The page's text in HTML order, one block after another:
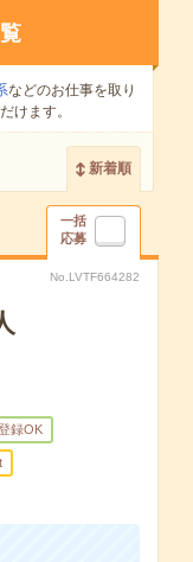
などのお仕事を取り
けます。
新着順
一括
応募
No.LVTF664282
録OK